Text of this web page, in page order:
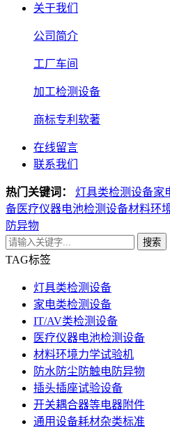
关于我们
公司简介
工厂车间
加工检测设备
商标专利软著
在线留言
联系我们
热门关键词： 灯具类检测设备家
备医疗仪器电池检测设备材料环
防异物
搜索
TAG标签
灯具类检测设备
家电类检测设备
IT/AV类检测设备
医疗仪器电池检测设备
材料环境力学试验机
防水防尘防触电防异物
插头插座试验设备
开关耦合器等电器附件
通用设备耗材杂类标准